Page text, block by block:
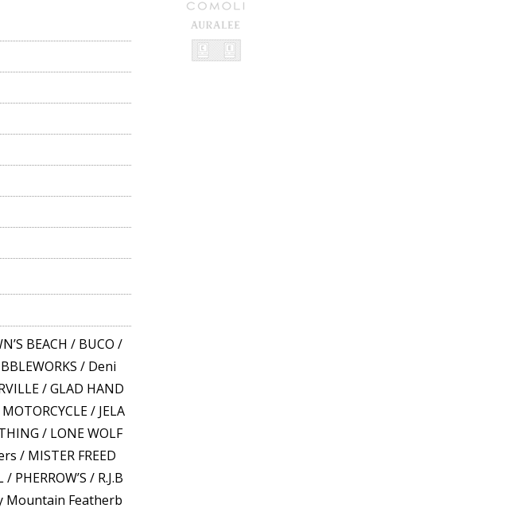
BEACH / BUCO /
/ Deni
/GLAD HAND
/ JELA
/ LONE WOLF
/ MISTER FREED
/ PHERROW’S / R.J.B
Mountain Featherb